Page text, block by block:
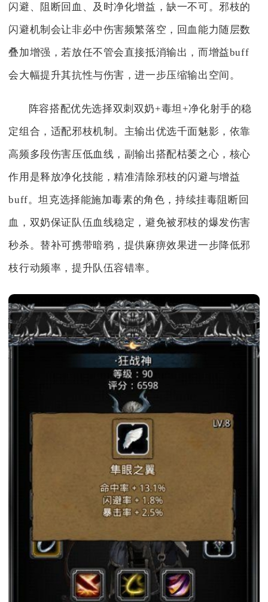
闪避、阻断回血、及时净化增益，缺一不可。邪枝的
闪避机制会让非必中伤害频繁落空，回血能力随层数
叠加增强，若放任不管会直接抵消输出，而增益buff
会大幅提升其抗性与伤害，进一步压缩输出空间。
阵容搭配优先选择双刺双奶+毒坦+净化射手的稳
定组合，适配邪枝机制。主输出优选千面魅影，依靠
高频多段伤害压低血线，副输出搭配枯萎之心，核心
作用是释放净化技能，精准清除邪枝的闪避与增益
buff。坦克选择能施加毒素的角色，持续挂毒阻断回
血，双奶保证队伍血线稳定，避免被邪枝的爆发伤害
秒杀。替补可携带暗鸦，提供麻痹效果进一步降低邪
枝行动频率，提升队伍容错率。